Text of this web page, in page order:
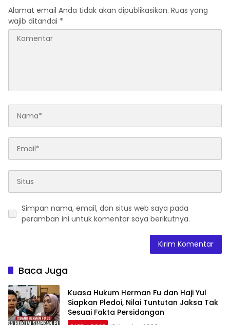
Alamat email Anda tidak akan dipublikasikan. Ruas yang
wajib ditandai *
Simpan nama, email, dan situs web saya pada
peramban ini untuk komentar saya berikutnya.
Baca Juga
Kuasa Hukum Herman Fu dan Haji Yul
Siapkan Pledoi, Nilai Tuntutan Jaksa Tak
Sesuai Fakta Persidangan